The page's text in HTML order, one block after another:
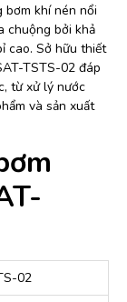
khí nén nổi
chuộng bởi khả
cao. Sở hữu thiết
TSTS-02 đáp
từ xử lý nước
và sản xuất
02